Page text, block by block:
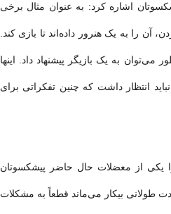
اشاره کرد: به عنوان مثال برخی
آن را به یک هنرور داده‌اند تا بازی کند.
به یک بازیگر پیشنهاد داد. اینها
انتظار داشت که چنین تفکراتی برای
یکی از معضلات حال حاضر پیشکسوتان
طولانی بیکار می‌ماند قطعاً به مشکلات